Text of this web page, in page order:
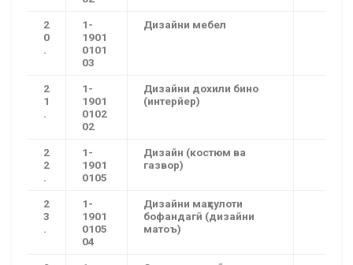
2
0
.
1-
1901
0101
03
Дизайни мебел
2
1
.
1-
1901
0102
02
Дизайни дохили бино
(интерйер)
2
2
.
1-
1901
0105
Дизайн (костюм ва
газвор)
2
3
.
1-
1901
0105
04
Дизайни маҳсулоти
бофандагӣ (дизайни
матоъ)